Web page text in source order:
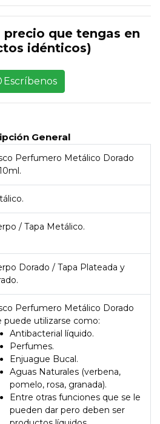
precio que tengas en
idénticos)
Escríbenos
General
Perfumero Metálico Dorado
/ Tapa Metálico.
Dorado / Tapa Plateada y
Perfumero Metálico Dorado
puede utilizarse como:
Antibacterial líquido.
Perfumes.
Enjuague Bucal.
Aguas Naturales (verbena,
pomelo, rosa, granada).
Entre otras funciones que se le
pueden dar pero deben ser